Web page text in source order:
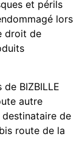
et périls
lors
droit de
BIZBILLE
autre
de
route de la